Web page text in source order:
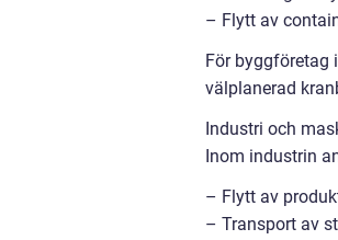
– Flytt av
För byggföretag
välplanerad
Industri och
Inom industrin
– Flytt av
– Transport av